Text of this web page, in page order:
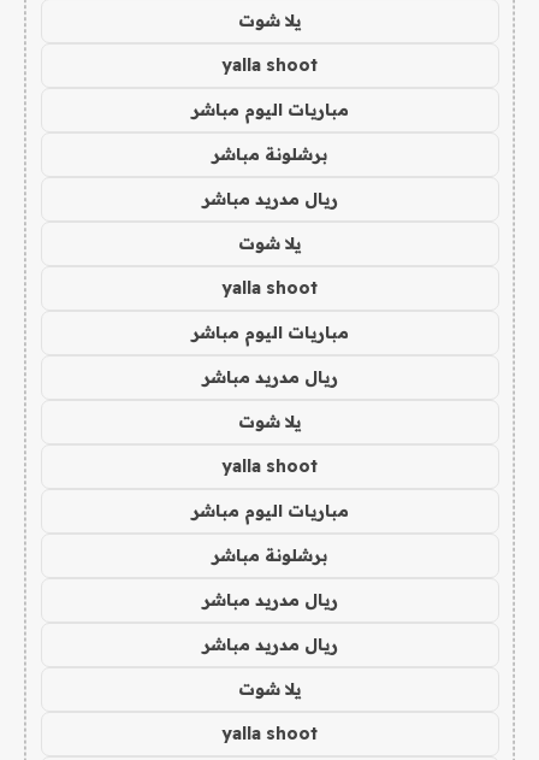
يلا شوت
yalla shoot
مباريات اليوم مباشر
برشلونة مباشر
ريال مدريد مباشر
يلا شوت
yalla shoot
مباريات اليوم مباشر
ريال مدريد مباشر
يلا شوت
yalla shoot
مباريات اليوم مباشر
برشلونة مباشر
ريال مدريد مباشر
ريال مدريد مباشر
يلا شوت
yalla shoot